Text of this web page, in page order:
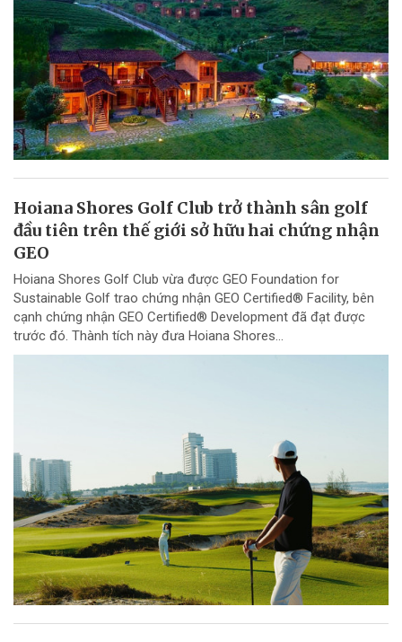
Hoiana Shores Golf Club trở thành sân golf
đầu tiên trên thế giới sở hữu hai chứng nhận
GEO
Hoiana Shores Golf Club vừa được GEO Foundation for
Sustainable Golf trao chứng nhận GEO Certified® Facility, bên
cạnh chứng nhận GEO Certified® Development đã đạt được
trước đó. Thành tích này đưa Hoiana Shores...